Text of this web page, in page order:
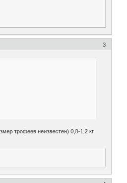
3
трофеев неизвестен) 0,8-1,2 кг